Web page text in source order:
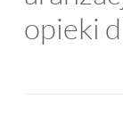
opieki